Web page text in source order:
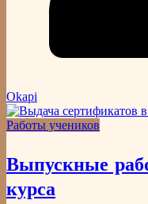
Okapi
Работы учеников
Выпускные
курса